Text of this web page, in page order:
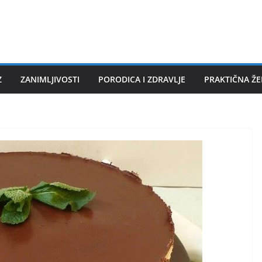
ZANIMLJIVOSTI PORODICA I ZDRAVLJE PRAKTIČNA